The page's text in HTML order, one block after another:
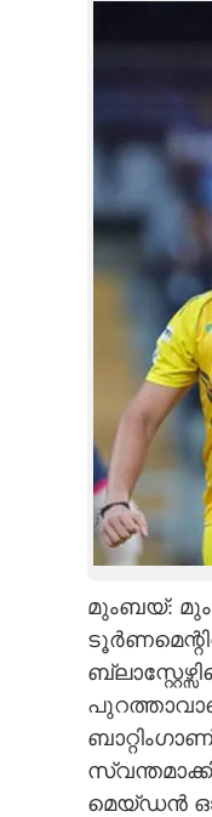
CARTOONS
LITERATURE
മുംബയ്:
മെയ്ഡൻ